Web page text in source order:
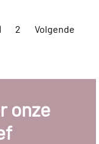
2 Volgende
onze